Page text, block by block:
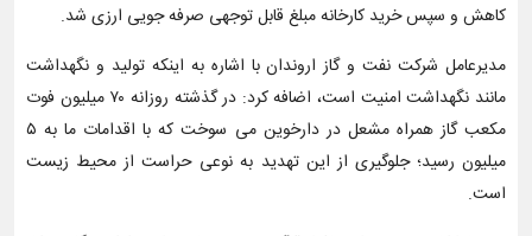
کاهش و سپس خرید کارخانه مبلغ قابل توجهی صرفه جویی ارزی شد.
مدیرعامل شرکت نفت و گاز اروندان با اشاره به اینکه تولید و نگهداشت
مانند نگهداشت امنیت است، اضافه کرد: در گذشته روزانه ۷۰ میلیون فوت
مکعب گاز همراه مشعل در دارخوین می سوخت که با اقدامات ما به ۵
میلیون رسید؛ جلوگیری از این تهدید به نوعی حراست از محیط زیست
است.